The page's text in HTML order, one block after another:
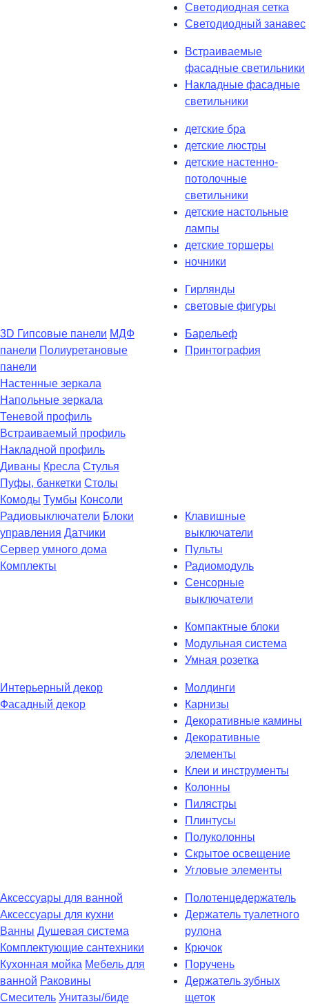
Светодиодная сетка
Светодиодный занавес
Встраиваемые
фасадные светильники
Накладные фасадные
светильники
детские бра
детские люстры
детские настенно-
потолочные
светильники
детские настольные
лампы
детские торшеры
ночники
Гирлянды
световые фигуры
3D Гипсовые панели МДФ
панели Полиуретановые
панели
Барельеф
Принтография
Настенные зеркала
Напольные зеркала
Теневой профиль
Встраиваемый профиль
Накладной профиль
Диваны Кресла Стулья
Пуфы, банкетки Столы
Комоды Тумбы Консоли
Радиовыключатели Блоки
управления Датчики
Сервер умного дома
Комплекты
Клавишные
выключатели
Пульты
Радиомодуль
Сенсорные
выключатели
Компактные блоки
Модульная система
Умная розетка
Интерьерный декор
Фасадный декор
Молдинги
Карнизы
Декоративные камины
Декоративные
элементы
Клеи и инструменты
Колонны
Пилястры
Плинтусы
Полуколонны
Скрытое освещение
Угловые элементы
Аксессуары для ванной
Аксессуары для кухни
Ванны Душевая система
Комплектующие сантехники
Кухонная мойка Мебель для
ванной Раковины
Смеситель Унитазы/биде
Полотенцедержатель
Держатель туалетного
рулона
Крючок
Поручень
Держатель зубных
щеток